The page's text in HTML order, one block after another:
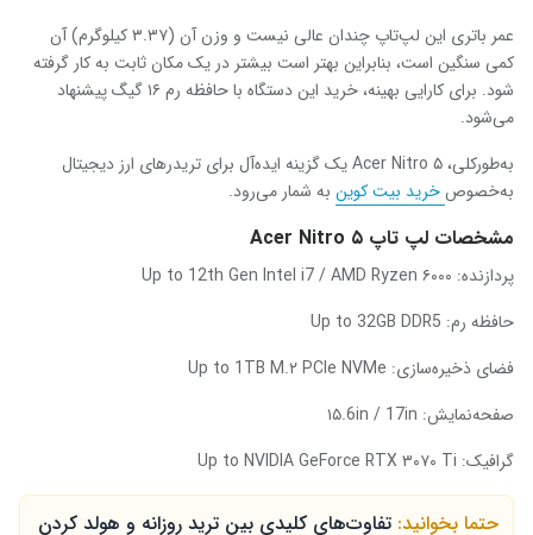
عمر باتری این لپ‌تاپ چندان عالی نیست و وزن آن (۳.۳۷ کیلوگرم) آن
کمی سنگین است، بنابراین بهتر است بیشتر در یک مکان ثابت به کار گرفته
شود. برای کارایی بهینه، خرید این دستگاه با حافظه رم ۱۶ گیگ پیشنهاد
می‌شود.
به‌طورکلی، Acer Nitro ۵ یک گزینه ایده‌آل برای تریدرهای ارز دیجیتال
به‌خصوصخرید بیت کوین به شمار می‌رود.
مشخصات لپ تاپ ۵ Acer Nitro
پردازنده: Up to 12th Gen Intel i7 / AMD Ryzen ۶۰۰۰
حافظه رم: Up to 32GB DDR5
فضای ذخیره‌سازی: Up to 1TB M.۲ PCIe NVMe
صفحه‌نمایش: ۱۵.6in / 17in
گرافیک: Up to NVIDIA GeForce RTX ۳۰۷۰ Ti
حتما بخوانید: تفاوت‌های کلیدی بین ترید روزانه و هولد کردن